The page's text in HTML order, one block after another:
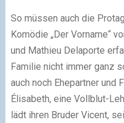
So müssen auch die
Komödie „Der Vorname“
und Mathieu Delaporte
Familie nicht immer ganz
auch noch Ehepartner und
Élisabeth, eine Vollblut-
lädt ihren Bruder Vicent,